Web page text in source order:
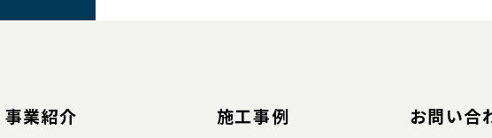
事業紹介
施工事例
お問い合